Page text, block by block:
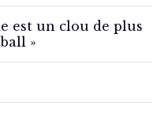
est un clou de plus
»